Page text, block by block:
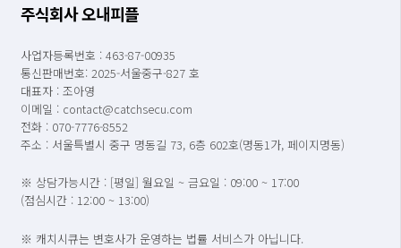
주식회사 오내피플
사업자등록번호 : 463-87-00935
통신판매번호: 2025-서울중구-827 호
대표자 : 조아영
이메일 : contact@catchsecu.com
전화 : 070-7776-8552
주소 : 서울특별시 중구 명동길 73, 6층 602호(명동1가, 페이지명동)
※ 상담가능시간 : [평일] 월요일 ~ 금요일 : 09:00 ~ 17:00
(점심시간 : 12:00 ~ 13:00)
※ 캐치시큐는 변호사가 운영하는 법률 서비스가 아닙니다.